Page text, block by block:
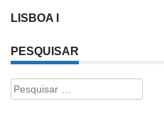
LISBOA I
PESQUISAR
Pesquisar
por: